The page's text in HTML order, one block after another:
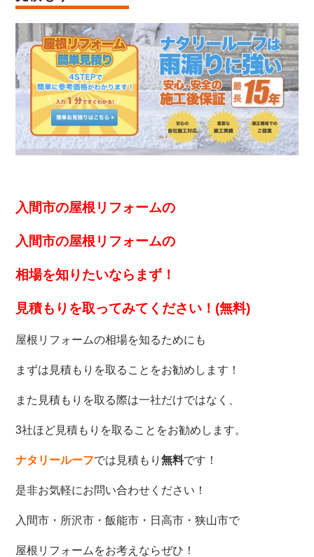
入間市の屋根リフォームの
入間市の屋根リフォームの
相場を知りたいなら まず！
見積もりを取ってみてください！(無料)
屋根リフォームの相場を知るためにも
まずは見積もりを取ることをお勧めします！
また見積もりを取る際は一社だけではなく、
3社ほど見積もりを取ることをお勧めします。
ナタリールーフでは見積もり無料です！
是非お気軽にお問い合わせください！
入間市・所沢市・飯能市・日高市・狭山市で
屋根リフォームをお考えならぜひ！